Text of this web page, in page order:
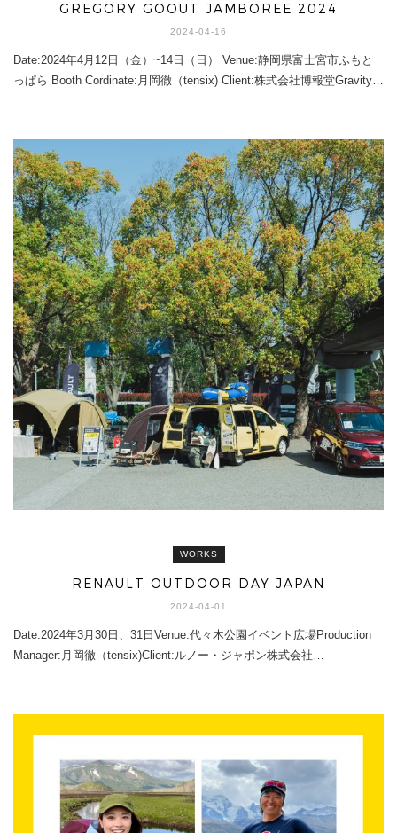
GREGORY GOOUT JAMBOREE 2024
2024-04-16
Date:2024年4月12日（金）~14日（日） Venue:静岡県富士宮市ふもと
っぱら Booth Cordinate:月岡徹（tensix) Client:株式会社博報堂Gravity…
WORKS
RENAULT OUTDOOR DAY JAPAN
2024-04-01
Date:2024年3月30日、31日Venue:代々木公園イベント広場Production
Manager:月岡徹（tensix)Client:ルノー・ジャポン株式会社…